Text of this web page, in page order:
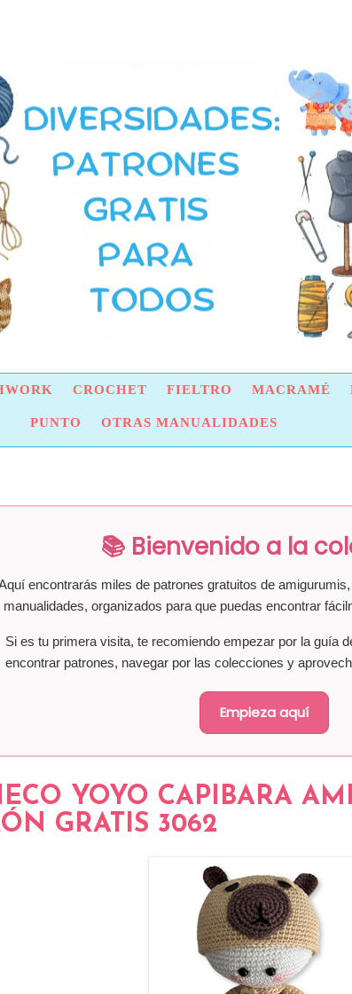
CROCHET FIELTRO MACRAMÉ
PUNTO OTRAS MANUALIDADES
📚 Bienvenido a la
encontrarás miles de patrones gratuitos de
manualidades, organizados para que puedas encontrar
Si es tu primera visita, te recomiendo empezar por la guía
encontrar patrones, navegar por las colecciones y
Empieza aquí
YOYO CAPIBARA
GRATIS 3062